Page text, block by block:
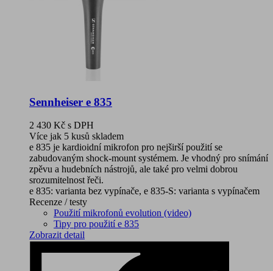
Sennheiser e 835
2 430 Kč s DPH
Více jak 5 kusů skladem
e 835 je kardioidní mikrofon pro nejširší použití se
zabudovaným shock-mount systémem. Je vhodný pro snímání
zpěvu a hudebních nástrojů, ale také pro velmi dobrou
srozumitelnost řeči.
e 835: varianta bez vypínače, e 835-S: varianta s vypínačem
Recenze / testy
Použití mikrofonů evolution (video)
Tipy pro použití e 835
Zobrazit detail